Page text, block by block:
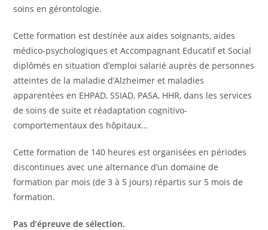
soins en gérontologie.
Cette formation est destinée aux aides soignants, aides
médico-psychologiques et Accompagnant Educatif et Social
diplômés en situation d’emploi salarié auprès de personnes
atteintes de la maladie d’Alzheimer et maladies
apparentées en EHPAD, SSIAD, PASA, HHR, dans les services
de soins de suite et réadaptation cognitivo-
comportementaux des hôpitaux…
Cette formation de 140 heures est organisées en périodes
discontinues avec une alternance d’un domaine de
formation par mois (de 3 à 5 jours) répartis sur 5 mois de
formation.
Pas d’épreuve de sélection.